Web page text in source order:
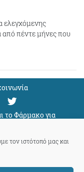
τον ιστότοπό μας και
ελεγχόμενης
από πέντε μήνες που
το Φάρμακο για
Support